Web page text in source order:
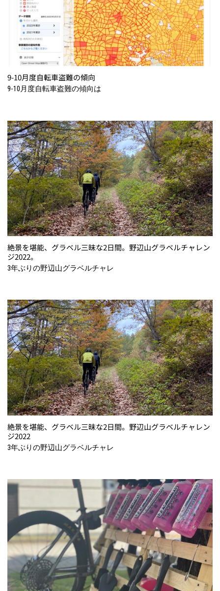
9-10月度自転車盗難の傾向
9-10月度自転車盗難の傾向は
絶景を堪能、グラベル三昧な2日間。野辺山グラベルチャレン
ジ2022。
3年ぶりの野辺山グラベルチャレ
絶景を堪能、グラベル三昧な2日間。野辺山グラベルチャレン
ジ2022
3年ぶりの野辺山グラベルチャレ